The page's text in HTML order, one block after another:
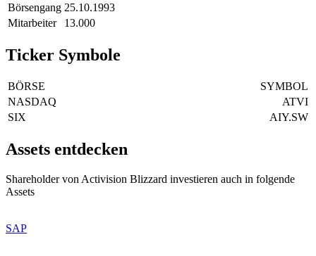
Börsengang 25.10.1993
Mitarbeiter
13.000
Ticker Symbole
BÖRSE
SYMBOL
NASDAQ
ATVI
SIX
AIY.SW
Assets entdecken
Shareholder von Activision Blizzard investieren auch in folgende
Assets
SAP